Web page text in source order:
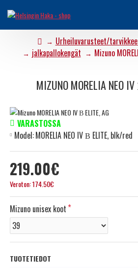
Urheiluvarusteet/
jalkapallokengät
Mizuno
MIZUNO MORELIA NEO
219.00€
Veroton: 174.50€
VARASTOSSA
Model:MORELIA NEO IV Β ELITE, blk/red
Mizuno unisex koot
TUOTETIEDOT